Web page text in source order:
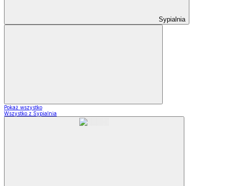
Sypialnia
Pokaż wszystko
Wszystko z Sypialnia